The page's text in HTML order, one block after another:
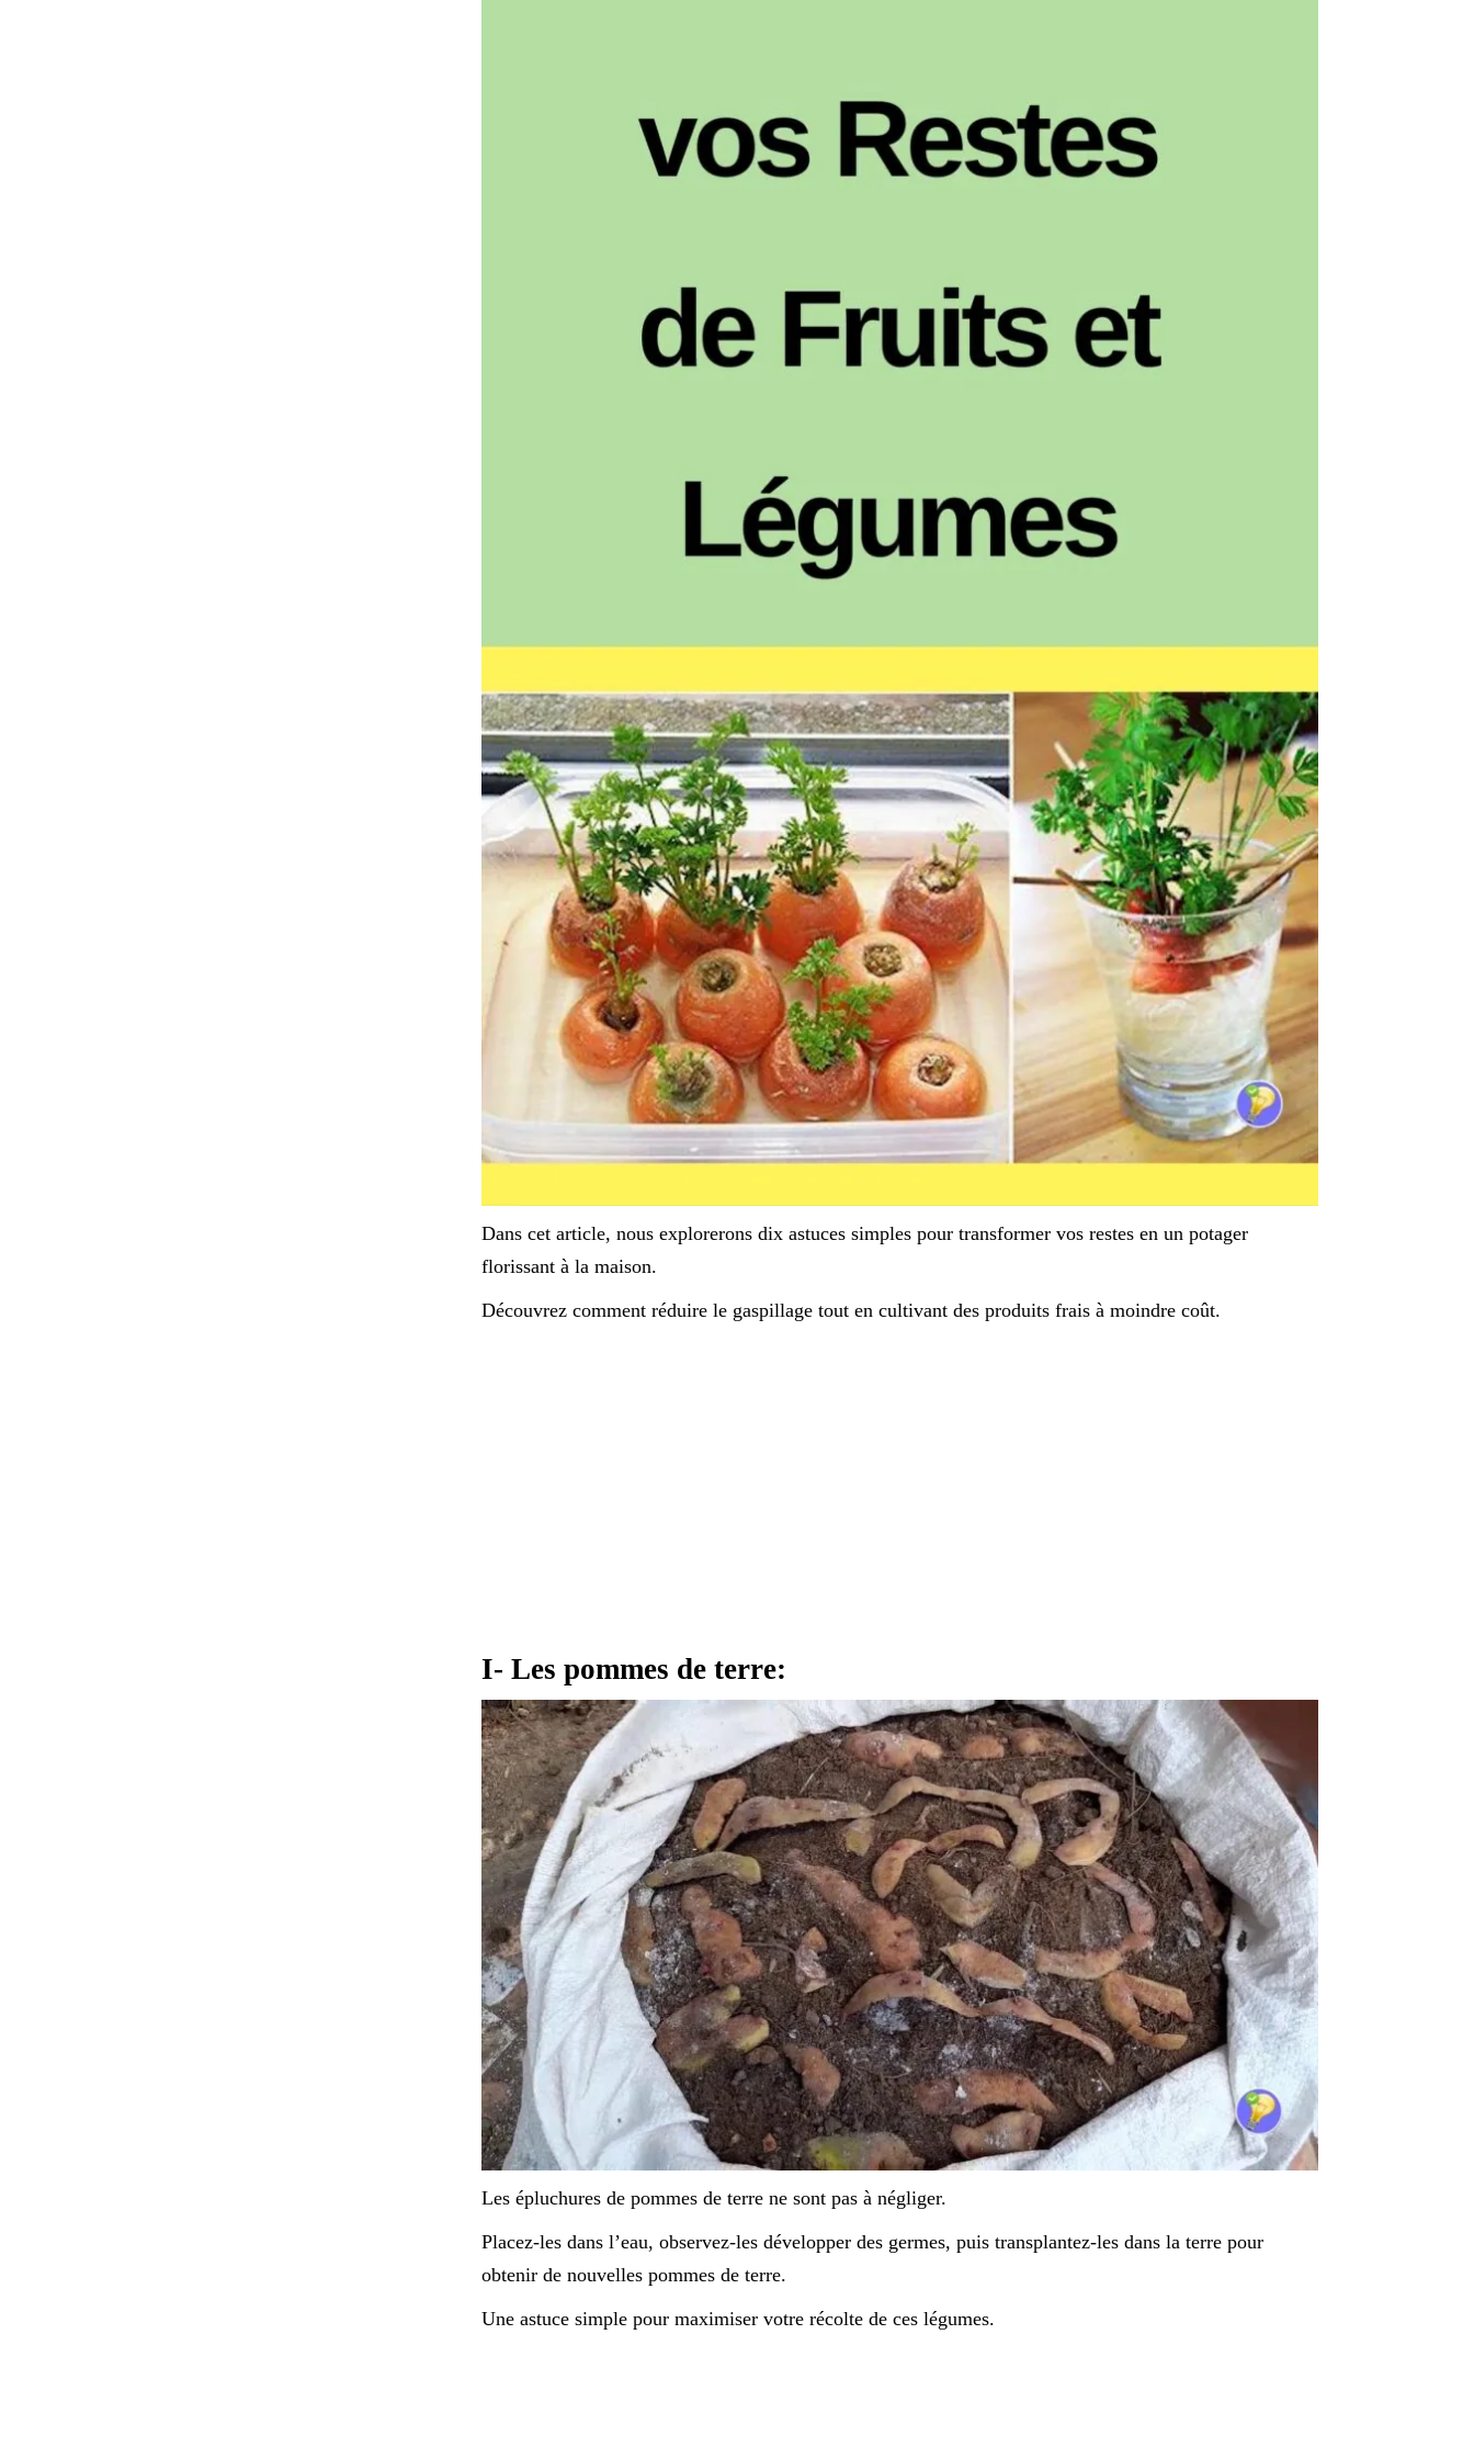
Dans cet article, nous explorerons dix astuces simples pour transformer vos restes en un potager
florissant à la maison.
Découvrez comment réduire le gaspillage tout en cultivant des produits frais à moindre coût.
I- Les pommes de terre:
Les épluchures de pommes de terre ne sont pas à négliger.
Placez-les dans l’eau, observez-les développer des germes, puis transplantez-les dans la terre pour
obtenir de nouvelles pommes de terre.
Une astuce simple pour maximiser votre récolte de ces légumes.